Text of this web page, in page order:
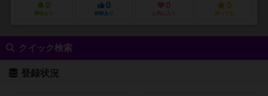
0
興味あり
0
経験あり
0
お気に入り
0
持ってる
クイック検索
登録状況